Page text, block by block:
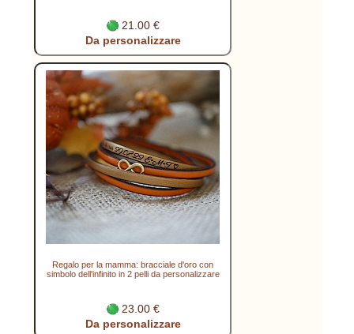
21.00 €
Da personalizzare
Regalo per la mamma: bracciale d'oro con
simbolo dell'infinito in 2 pelli da personalizzare
23.00 €
Da personalizzare